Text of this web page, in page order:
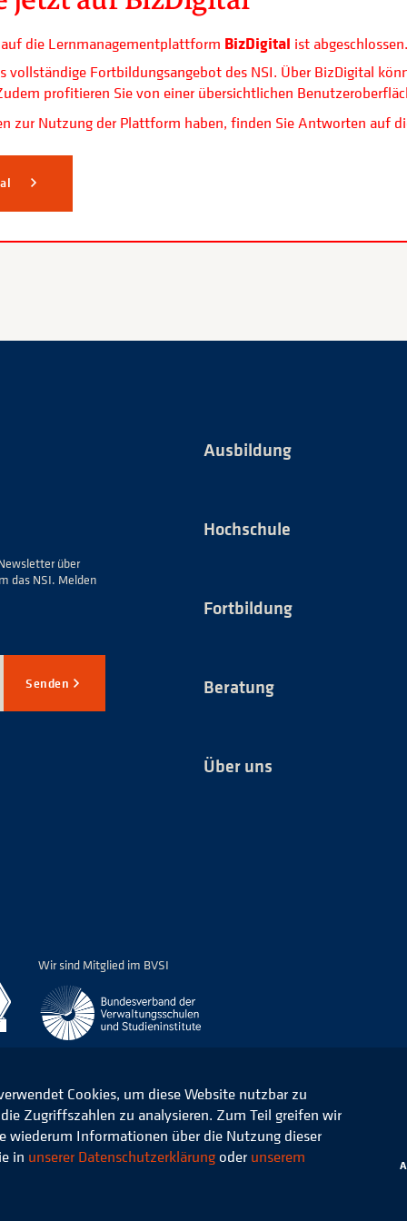
die Lernmanagementplattform BizDigital ist abgeschlossen.
Fortbildungsangebot des NSI. Über BizDigital
profitieren Sie von einer übersichtlichen
zur Nutzung der Plattform haben, finden Sie Antworten auf
über
das NSI. Melden
Senden
Ausbildung
Hochschule
Fortbildung
Beratung
Über uns
Wir sind Mitglied im BVSI
Verwaltung e.V. Datenschutz
Cookies, um diese Website nutzbar zu
Zugriffszahlen zu analysieren. Zum Teil greifen wir
wiederum Informationen über die Nutzung dieser
in unserer Datenschutzerklärung oder unserem